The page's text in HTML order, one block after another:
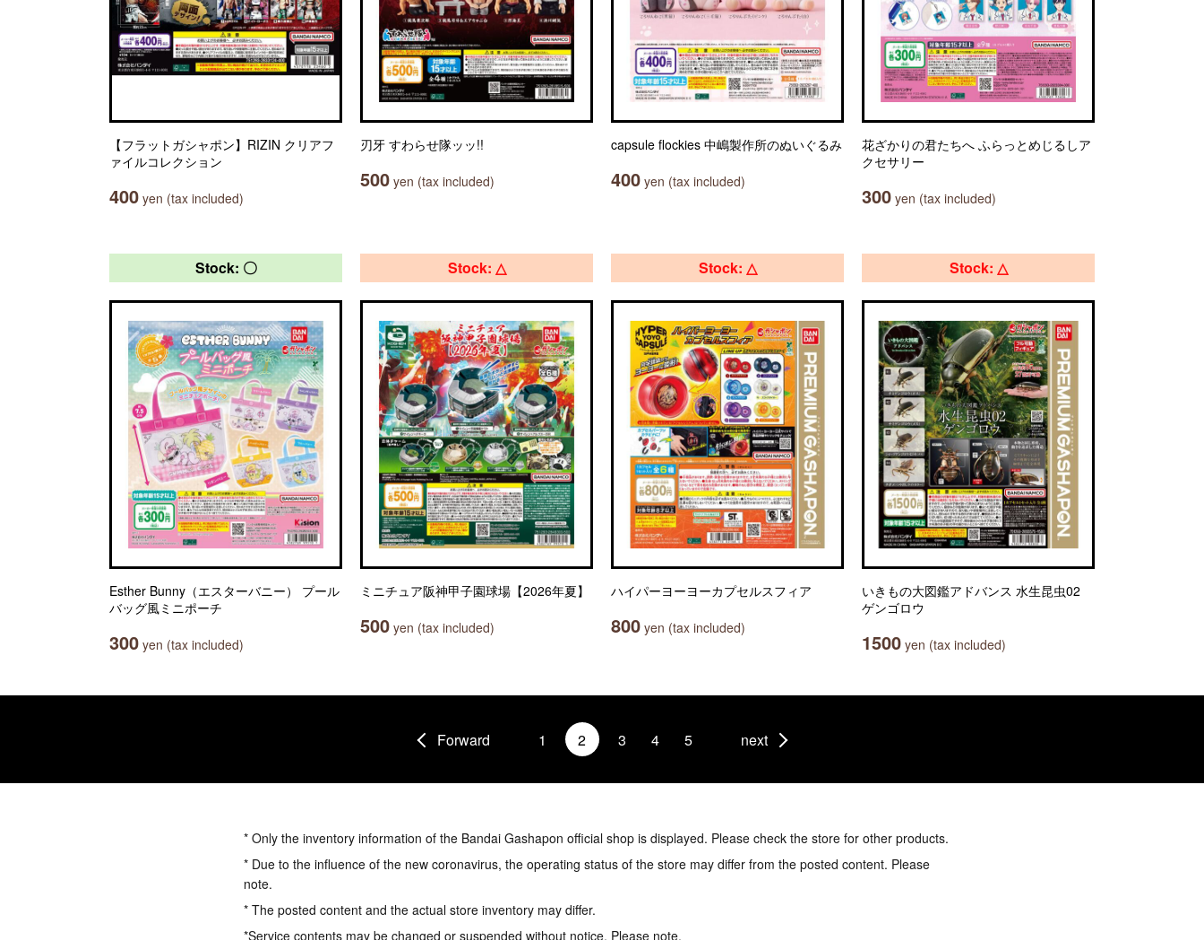
【フラットガシャポン】RIZIN クリアフ
ァイルコレクション
400 yen (tax included)
刃牙 すわらせ隊ッッ!!
500 yen (tax included)
capsule flockies 中嶋製作所のぬいぐるみ
400 yen (tax included)
花ざかりの君たちへ ふらっとめじるしア
クセサリー
300 yen (tax included)
Stock: 〇
Esther Bunny（エスターバニー） プール
バッグ風ミニポーチ
300 yen (tax included)
Stock: △
ミニチュア阪神甲子園球場【2026年夏】
500 yen (tax included)
Stock: △
ハイパーヨーヨーカプセルスフィア
800 yen (tax included)
Stock: △
いきもの大図鑑アドバンス 水生昆虫02
ゲンゴロウ
1500 yen (tax included)
Forward 1 2 3 4 5 next
* Only the inventory information of the Bandai Gashapon official shop is displayed. Please check the store for other products.
* Due to the influence of the new coronavirus, the operating status of the store may differ from the posted content. Please
note.
* The posted content and the actual store inventory may differ.
*Service contents may be changed or suspended without notice. Please note.